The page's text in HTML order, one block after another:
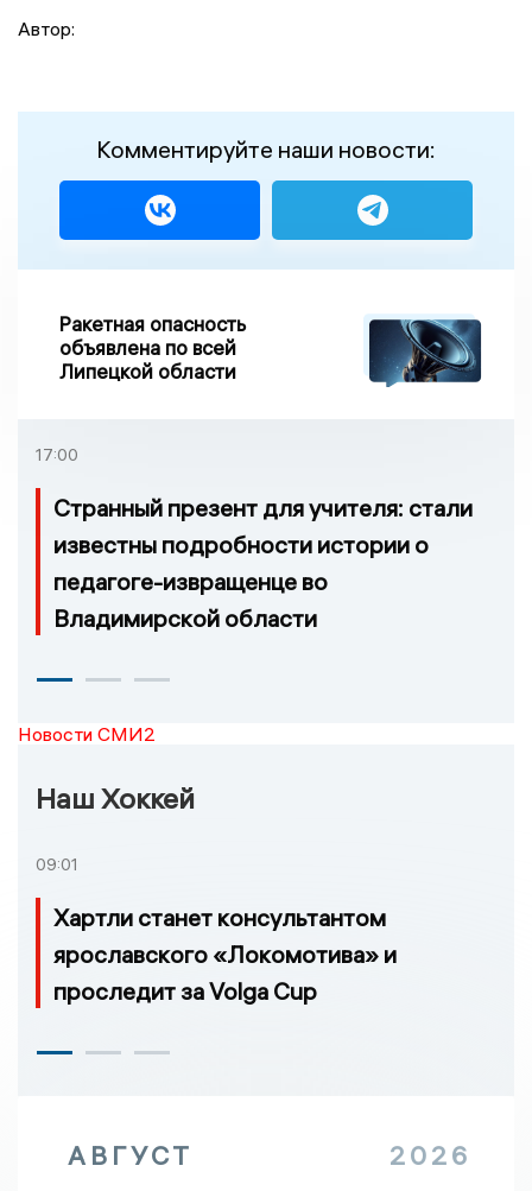
Автор:
Комментируйте наши новости:
Ракетная опасность
объявлена по всей
Липецкой области
17:00
Странный презент для учителя: стали
известны подробности истории о
педагоге-извращенце во
Владимирской области
Новости СМИ2
Наш Хоккей
09:01
Хартли станет консультантом
ярославского «Локомотива» и
проследит за Volga Cup
АВГУСТ 2026